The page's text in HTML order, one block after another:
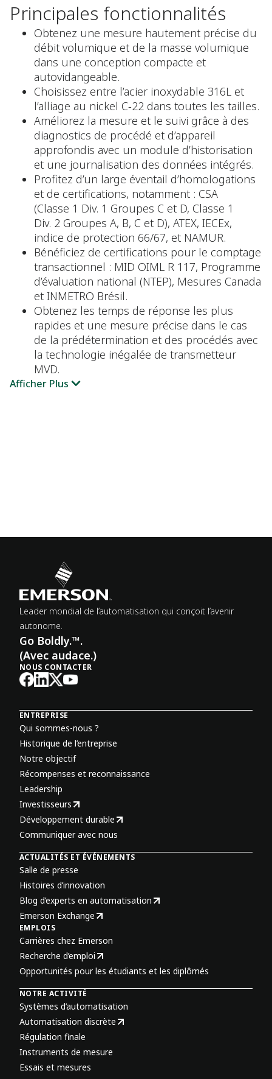
Principales fonctionnalités
Obtenez une mesure hautement précise du
débit volumique et de la masse volumique
dans une conception compacte et
autovidangeable.
Choisissez entre l’acier inoxydable 316L et
l’alliage au nickel C-22 dans toutes les tailles.
Améliorez la mesure et le suivi grâce à des
diagnostics de procédé et d’appareil
approfondis avec un module d’historisation
et une journalisation des données intégrés.
Profitez d’un large éventail d’homologations
et de certifications, notamment : CSA
(Classe 1 Div. 1 Groupes C et D, Classe 1
Div. 2 Groupes A, B, C et D), ATEX, IECEx,
indice de protection 66/67, et NAMUR.
Bénéficiez de certifications pour le comptage
transactionnel : MID OIML R 117, Programme
d’évaluation national (NTEP), Mesures Canada
et INMETRO Brésil.
Obtenez les temps de réponse les plus
rapides et une mesure précise dans le cas
de la prédétermination et des procédés avec
la technologie inégalée de transmetteur
MVD.
Afficher Plus
Leader mondial de l’automatisation qui conçoit l’avenir
autonome.
Go Boldly.™.
(Avec audace.)
NOUS CONTACTER
ENTREPRISE
Qui sommes-nous ?
Historique de l’entreprise
Notre objectif
Récompenses et reconnaissance
Leadership
Investisseurs
Développement durable
Communiquer avec nous
ACTUALITÉS ET ÉVÉNEMENTS
Salle de presse
Histoires d’innovation
Blog d’experts en automatisation
Emerson Exchange
EMPLOIS
Carrières chez Emerson
Recherche d’emploi
Opportunités pour les étudiants et les diplômés
NOTRE ACTIVITÉ
Systèmes d’automatisation
Automatisation discrète
Régulation finale
Instruments de mesure
Essais et mesures